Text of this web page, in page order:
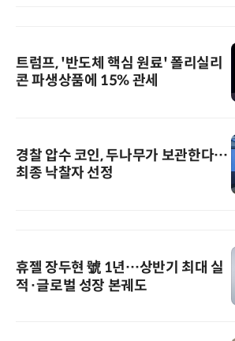
트럼프, '반도체 핵심 원료' 폴리실리
콘 파생상품에 15% 관세
경찰 압수 코인, 두나무가 보관한다…
최종 낙찰자 선정
휴젤 장두현 號 1년…상반기 최대 실
적·글로벌 성장 본궤도